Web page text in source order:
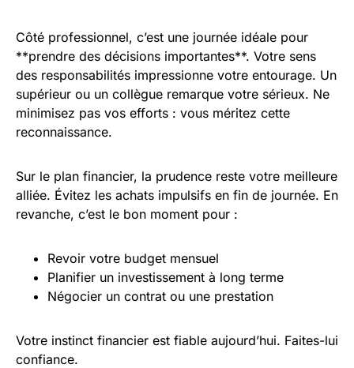
Côté professionnel, c’est une journée idéale pour
**prendre des décisions importantes**. Votre sens
des responsabilités impressionne votre entourage. Un
supérieur ou un collègue remarque votre sérieux. Ne
minimisez pas vos efforts : vous méritez cette
reconnaissance.
Sur le plan financier, la prudence reste votre meilleure
alliée. Évitez les achats impulsifs en fin de journée. En
revanche, c’est le bon moment pour :
Revoir votre budget mensuel
Planifier un investissement à long terme
Négocier un contrat ou une prestation
Votre instinct financier est fiable aujourd’hui. Faites-lui
confiance.